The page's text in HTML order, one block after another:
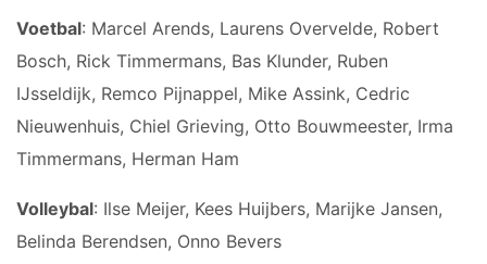
Voetbal: Marcel Arends, Laurens Overvelde, Robert
Bosch, Rick Timmermans, Bas Klunder, Ruben
IJsseldijk, Remco Pijnappel, Mike Assink, Cedric
Nieuwenhuis, Chiel Grieving, Otto Bouwmeester, Irma
Timmermans, Herman Ham
Volleybal: Ilse Meijer, Kees Huijbers, Marijke Jansen,
Belinda Berendsen, Onno Bevers